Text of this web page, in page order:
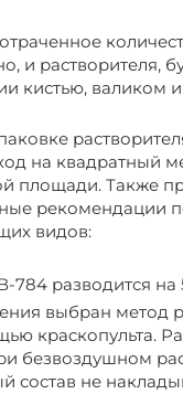
и растворителя,
кистью, валиком
на квадратный
площади. Также
рекомендации
видов:
784 разводится на
выбран метод
краскопульта.
безвоздушном
состав не